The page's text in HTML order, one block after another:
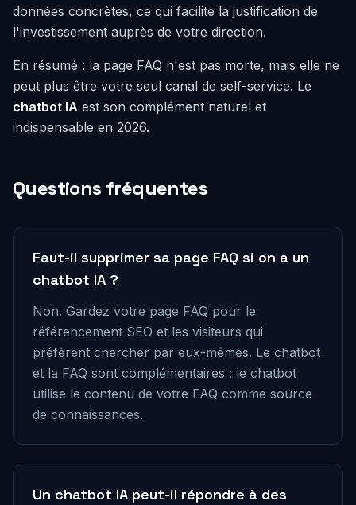
données concrètes, ce qui facilite la justification de
l'investissement auprès de votre direction.
En résumé : la page FAQ n'est pas morte, mais elle ne
peut plus être votre seul canal de self-service. Le
chatbot IA est son complément naturel et
indispensable en 2026.
Questions fréquentes
Faut-il supprimer sa page FAQ si on a un
chatbot IA ?
Non. Gardez votre page FAQ pour le
référencement SEO et les visiteurs qui
préfèrent chercher par eux-mêmes. Le chatbot
et la FAQ sont complémentaires : le chatbot
utilise le contenu de votre FAQ comme source
de connaissances.
Un chatbot IA peut-il répondre à des